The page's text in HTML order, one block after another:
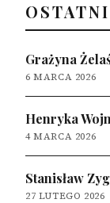
Grażyna
6 MARCA 2026
Henryka
4 MARCA 2026
Stanisław
27 LUTEGO 2026